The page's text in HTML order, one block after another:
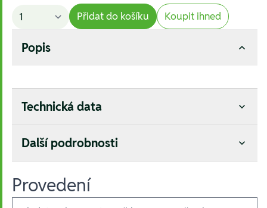
Přidat do košíku Koupit ihned
Popis
Technická data
Další podrobnosti
Provedení
Ausführungen